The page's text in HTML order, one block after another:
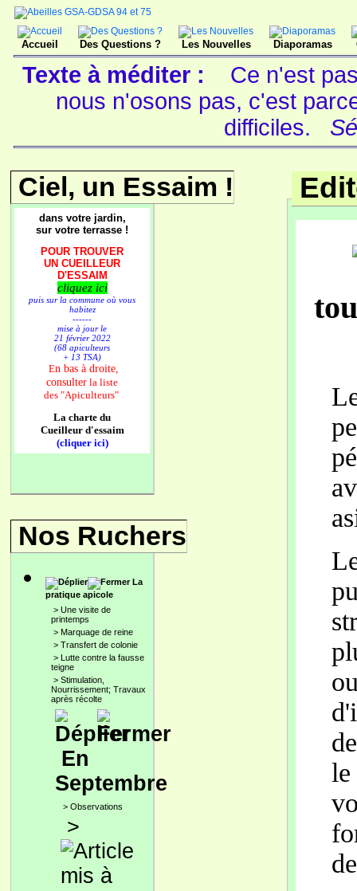
Accueil Des Questions ? Les Nouvelles Diaporamas
Texte à méditer :
Ce n'est
nous n'osons pas, c'est
difficiles.
Ciel, un Essaim !
dans votre jardin,
sur votre terrasse !
POUR TROUVER
UN CUEILLEUR
D'ESSAIM
cliquez ici
puis sur la commune où vous
habitez
------
mise à jour le
21 février 2022
(68 apiculteurs
+ 13 TSA)
En bas à droite,
consulter la liste
des "Apiculteurs"
La charte du
Cueilleur d'essaim
(cliquer ici)
Nos Ruchers
La
pratique apicole
> Une visite de
printemps
> Marquage de reine
> Transfert de colonie
> Lutte contre la fausse
teigne
> Stimulation,
Nourrissement; Travaux
après récolte
En
Septembre
> Observations
>
le